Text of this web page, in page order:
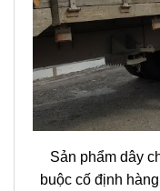
Sản phẩm dây
buộc cố định